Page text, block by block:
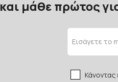
και μάθε πρώτος
Κάνοντας